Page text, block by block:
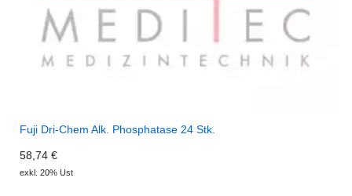
Fuji Dri-Chem Alk. Phosphatase 24 Stk.
58,74 €
exkl. 20% Ust